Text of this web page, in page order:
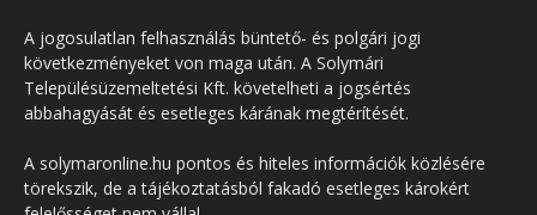
A jogosulatlan felhasználás büntető- és polgári jogi
következményeket von maga után. A Solymári
Településüzemeltetési Kft. követelheti a jogsértés
abbahagyását és esetleges kárának megtérítését.
A solymaronline.hu pontos és hiteles információk közlésére
törekszik, de a tájékoztatásból fakadó esetleges károkért